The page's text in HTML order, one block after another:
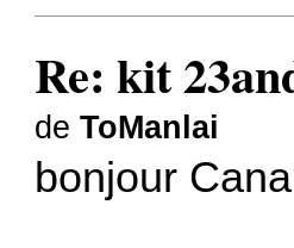
Re: kit
deToManlai
bonjour